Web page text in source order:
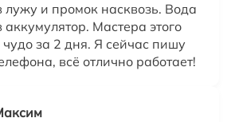
и промок насквозь. Вода
Мастера этого
чудо за 2 дня. Я сейчас пишу
всё отлично работает!